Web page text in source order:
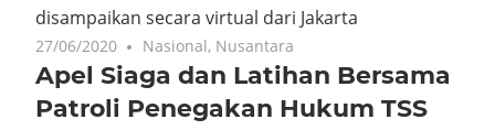
disampaikan secara virtual dari Jakarta
27/06/2020 Nasional, Nusantara
Apel Siaga dan Latihan Bersama
Patroli Penegakan Hukum TSS